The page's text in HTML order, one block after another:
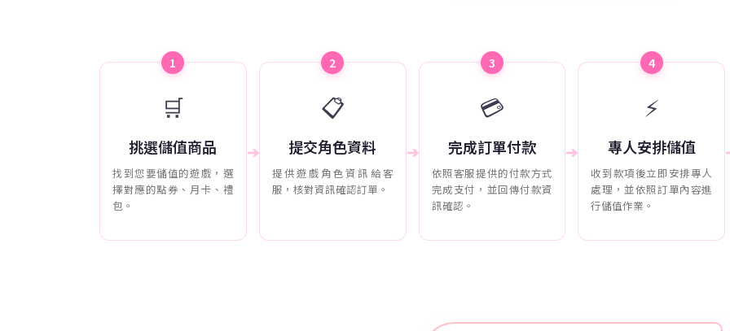
1
🛒
挑選儲值商品
找到您要儲值的遊戲，選
擇對應的點券、月卡、禮
包。
➔
2
📋
提交角色資料
提供遊戲角色資訊給客
服，核對資訊確認訂單。
➔
3
💳
完成訂單付款
依照客服提供的付款方式
完成支付，並回傳付款資
訊確認。
➔
4
⚡
專人安排儲值
收到款項後立即安排專人
處理，並依照訂單內容進
行儲值作業。